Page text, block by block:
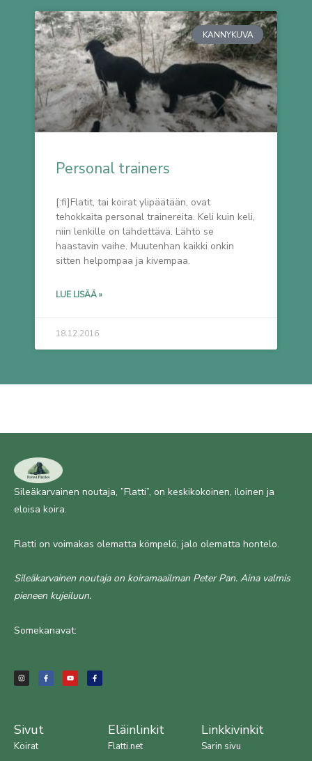
KANNYKUVA
Personal trainers
[:fi]Flatit, tai koirat ylipäätään, ovat
tehokkaita personal trainereita. Keli kuin keli,
niin lenkille on lähdettävä. Lähtö se
haastavin vaihe. Muutenhan kaikki onkin
sitten helpompaa ja kivempaa.
LUE LISÄÄ »
18.12.2016
Sileäkarvainen noutaja, ”Flatti”, on keskikokoinen, iloinen ja
eloisa koira.
Flatti on voimakas olematta kömpelö, jalo olematta hontelo.
Sileäkarvainen noutaja on koiramaailman Peter Pan. Aina valmis
pieneen kujeiluun.
Somekanavat:
s
t
a
c
e
b
u
t
u
c
e
b
Sivut
Koirat
Eläinlinkit
Flatti.net
Linkkivinkit
Sarin sivu